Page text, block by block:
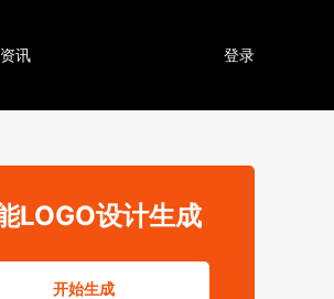
讯 登录
LOGO设计生成
开始生成